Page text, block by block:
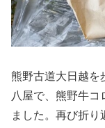
熊野古道大日越を
八屋で、熊野牛コ
ました。再び折り